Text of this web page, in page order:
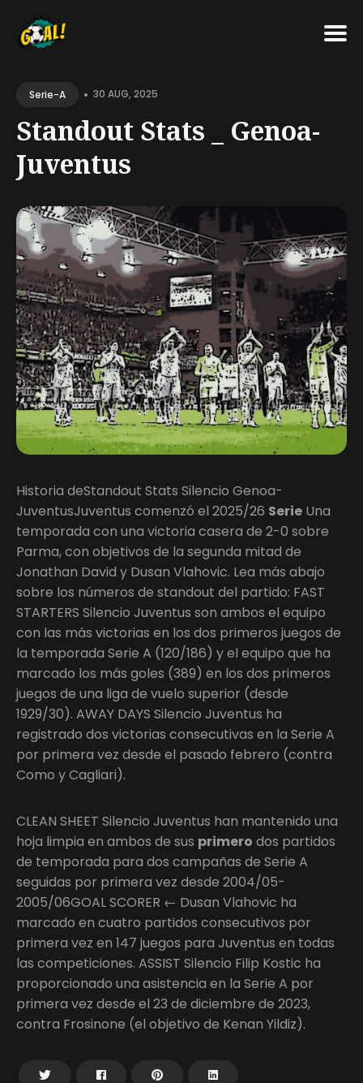
forSerie-A • 30 AUG, 2025
Standout Stats _ Genoa-
Juventus
Historia deStandout Stats Silencio Genoa-
JuventusJuventus comenzó el 2025/26 Serie Una
temporada con una victoria casera de 2-0 sobre
Parma, con objetivos de la segunda mitad de
Jonathan David y Dusan Vlahovic. Lea más abajo
sobre los números de standout del partido: FAST
STARTERS Silencio Juventus son ambos el equipo
con las más victorias en los dos primeros juegos de
la temporada Serie A (120/186) y el equipo que ha
marcado los más goles (389) en los dos primeros
juegos de una liga de vuelo superior (desde
1929/30). AWAY DAYS Silencio Juventus ha
registrado dos victorias consecutivas en la Serie A
por primera vez desde el pasado febrero (contra
Como y Cagliari).
CLEAN SHEET Silencio Juventus han mantenido una
hoja limpia en ambos de sus primero dos partidos
de temporada para dos campañas de Serie A
seguidas por primera vez desde 2004/05-
2005/06GOAL SCORER ← Dusan Vlahovic ha
marcado en cuatro partidos consecutivos por
primera vez en 147 juegos para Juventus en todas
las competiciones. ASSIST Silencio Filip Kostic ha
proporcionado una asistencia en la Serie A por
primera vez desde el 23 de diciembre de 2023,
contra Frosinone (el objetivo de Kenan Yildiz).